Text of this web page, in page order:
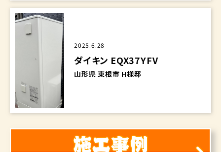
2025.6.28
ダイキン EQX37YFV
山形県 東根市 H様邸